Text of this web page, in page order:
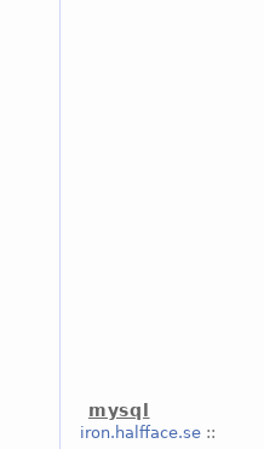
mysql
iron.halfface.se::